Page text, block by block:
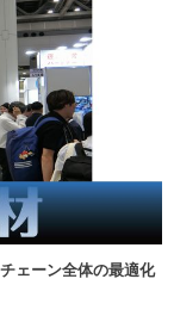
ェーン全体の最適化